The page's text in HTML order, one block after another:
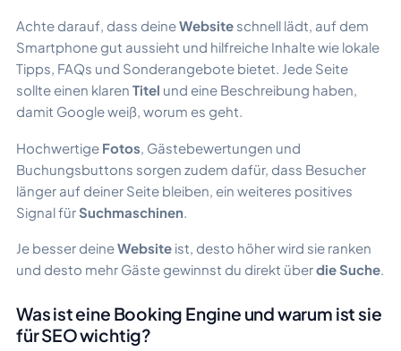
Achte darauf, dass deineWebsite schnell lädt, auf dem
Smartphone gut aussieht und hilfreiche Inhalte wie lokale
Tipps, FAQs und Sonderangebote bietet. Jede Seite
sollte einen klaren Titel und eine Beschreibung haben,
damit Google weiß, worum es geht.
Hochwertige Fotos , Gästebewertungen und
Buchungsbuttons sorgen zudem dafür, dass Besucher
länger auf deiner Seite bleiben, ein weiteres positives
Signal fürSuchmaschinen
Je besser deineWebsite ist, desto höher wird sie ranken
und desto mehr Gäste gewinnst du direkt überdie Suche.
Was ist eine Booking Engine und warum ist sie
für SEO wichtig?